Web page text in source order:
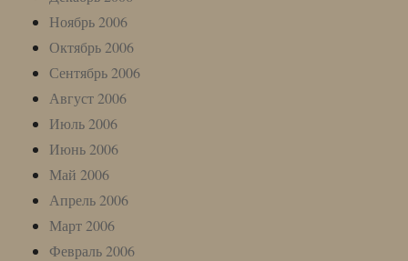
Ноябрь 2006
Октябрь 2006
Сентябрь 2006
Август 2006
Июль 2006
Июнь 2006
Май 2006
Апрель 2006
Март 2006
Февраль 2006